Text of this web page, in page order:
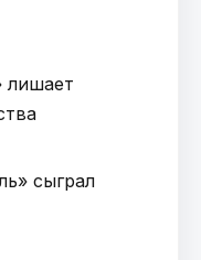
лишает
сыграл